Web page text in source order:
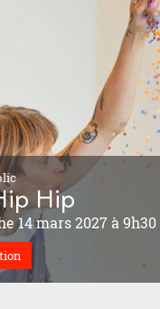
Hip
14 mars 2027 à 9h30